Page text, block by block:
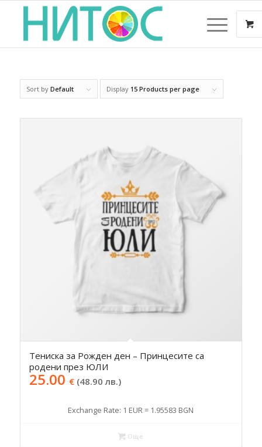
Sort by Default Display 15 Products per page
Тениска за Рожден ден – Принцесите са
родени през ЮЛИ
25.00€(48.90 лв.)
Exchange Rate: 1 EUR = 1.95583 BGN
Още